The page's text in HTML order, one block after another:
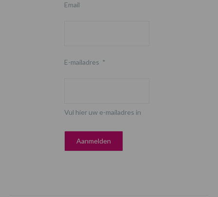
Email
E-mailadres *
Vul hier uw e-mailadres in